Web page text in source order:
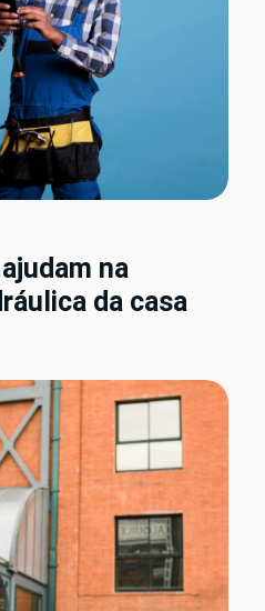
na
da casa